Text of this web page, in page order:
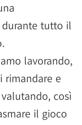
durante tutto il
lavorando,
rimandare e
così
il gioco